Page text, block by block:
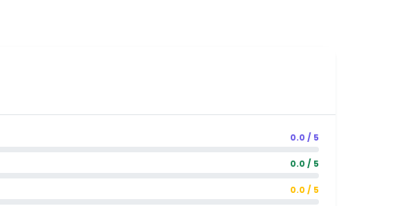
0.0 / 5
0.0 / 5
0.0 / 5